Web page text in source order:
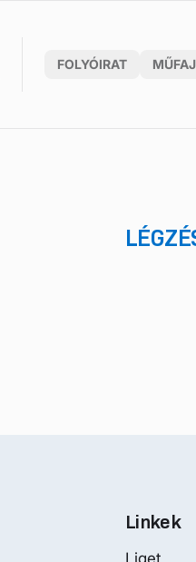
FOLYÓIRAT MŰFAJ
Linkek
Liget